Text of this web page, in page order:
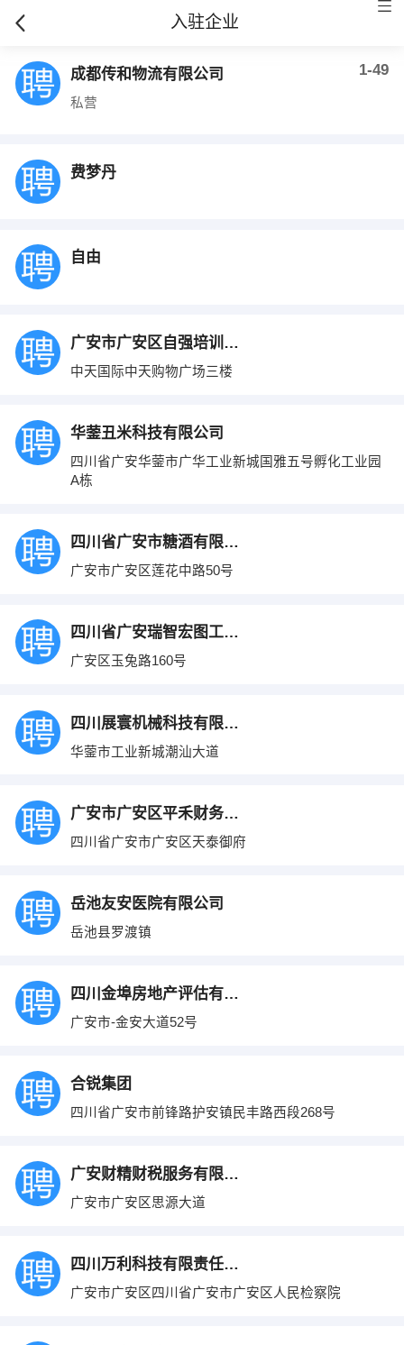
入驻企业
成都传和物流有限公司 1-49
私营
费梦丹
自由
广安市广安区自强培训学校
中天国际中天购物广场三楼
华蓥丑米科技有限公司
四川省广安华蓥市广华工业新城国雅五号孵化工业园
A栋
四川省广安市糖酒有限责任公司
广安市广安区莲花中路50号
四川省广安瑞智宏图工程管理咨询有限公司
广安区玉兔路160号
四川展寰机械科技有限公司
华蓥市工业新城潮汕大道
广安市广安区平禾财务咨询服务有限责任公司
四川省广安市广安区天泰御府
岳池友安医院有限公司
岳池县罗渡镇
四川金埠房地产评估有限公司
广安市-金安大道52号
合锐集团
四川省广安市前锋路护安镇民丰路西段268号
广安财精财税服务有限公司
广安市广安区思源大道
四川万利科技有限责任公司
广安市广安区四川省广安市广安区人民检察院